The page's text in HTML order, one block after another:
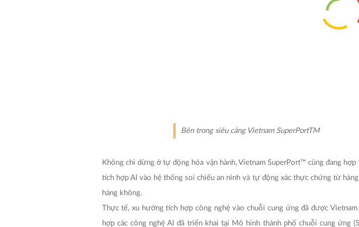
hợp các công nghệ AI đã triển khai tại Mô hình thành phố chuỗi cung ứng
Nam.
Việc Vietnam SuperPort™ được Bộ Công thương nhắc tên giữa làn sóng
bước sang một giai đoạn khác: nơi năng lực xử lý dữ liệu, tự động hóa và
không kém hạ tầng vật lý.